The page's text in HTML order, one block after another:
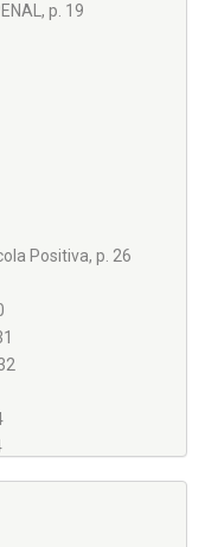
p. 19
Positiva, p. 26
1830, p. 35
1890, p. 36